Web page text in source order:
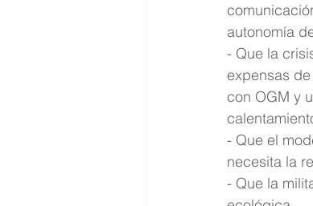
autonomía
- Que la
expensas
con OGM y
- Que el
necesita la
- Que la